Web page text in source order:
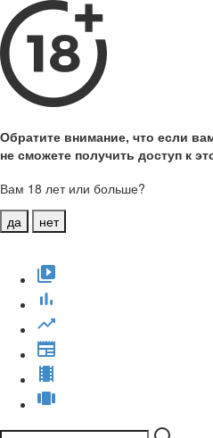
Обратите внимание, что если
не сможете получить доступ к
Вам 18 лет или больше?
да
нет